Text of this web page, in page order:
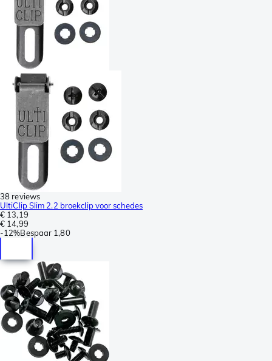
38 reviews
UltiClip Slim 2.2 broekclip voor schedes
€ 13,19
€ 14,99
-12%Bespaar 1,80